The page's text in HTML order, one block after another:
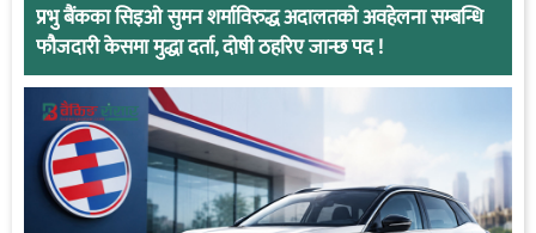
प्रभु बैंकका सिइओ सुमन शर्माविरुद्ध अदालतको अवहेलना सम्बन्धि
फौजदारी केसमा मुद्धा दर्ता, दोषी ठहरिए जान्छ पद !